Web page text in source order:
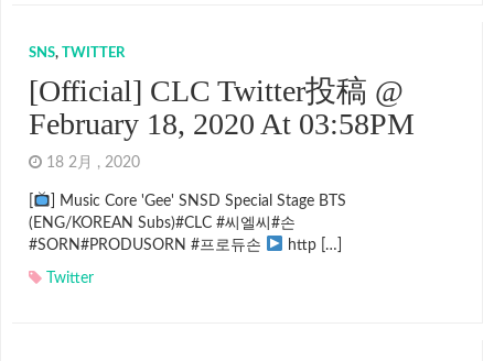
SNS, TWITTER
[Official] CLC Twitter投稿 @
February 18, 2020 At 03:58PM
18 2月 , 2020
] Music Core 'Gee' SNSD Special Stage BTS
(ENG/KOREAN Subs)#CLC #씨엘씨#손
#SORN#PRODUSORN #프로듀손
http […]
Twitter